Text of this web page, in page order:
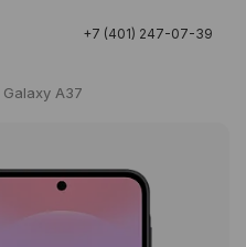
+7 (401) 247-07-39
Galaxy A37